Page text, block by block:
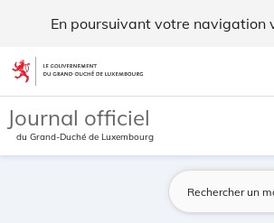
En poursuivant votre navigation
Aller au contenu
Journal officiel
du Grand-Duché de Luxembourg